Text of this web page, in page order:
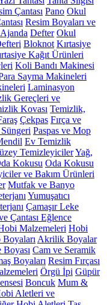
Çantası Pano Okul
Resim Boyaları ve
Ajanda Defter Okul
Bloknot Kırtasiye
Kağıt Ürünleri
Koli Bandı Makinesi
Sayma Makineleri
Laminasyon
Gereçleri ve
Kovası Temizlik,
Çekpas Fırça ve
Paspas ve Mop
Ev Temizlik
TemizleyicilerYağ,
Kokusu Oda Kokusu
ve Bakım Ürünleri
Mutfak ve Banyo
Yumuşatıcı
Çamaşır Leke
Çantası Eğlence
Malzemeleri Hobi
Boyaları Akrilik Boyalar
Cam ve Seramik
Boyaları Resim Fırçası
Örgü İpi Güpür
Boncuk Mum &
Aletleri ve